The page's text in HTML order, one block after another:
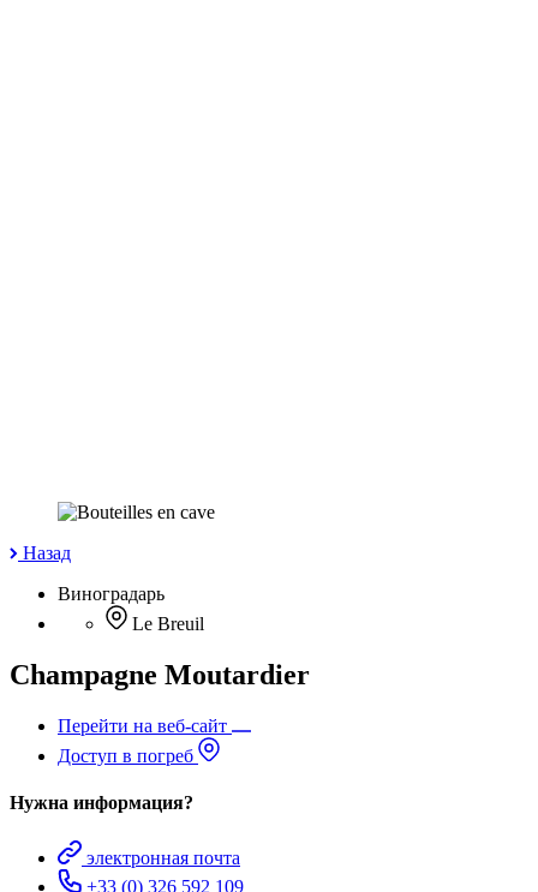
Назад
Виноградарь
Le Breuil
Champagne Moutardier
Перейти на веб-сайт
Доступ в погреб
Нужна информация?
электронная почта
+33 (0) 326 592 109